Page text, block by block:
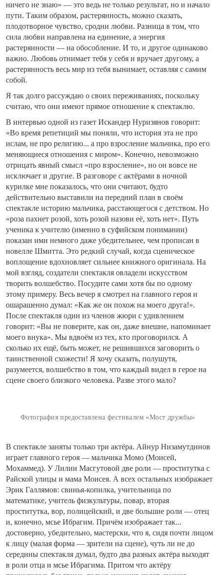
ничего не знаю» — это ведь не только результат, но и начало
пути. Таким образом, растерянность, можно сказать,
плодотворное чувство, сродни любви. Разница в том, что
сила любви направлена на единение, а энергия
растерянности — на обособление. И то, и другое одинаково
важно. Любовь отнимает тебя у себя и вручает другому, а
растерянность весь мир из тебя вынимает, оставляя с самим
собой.
Я так долго рассуждаю о своих переживаниях, поскольку
считаю, что они имеют прямое отношение к спектаклю.
В интервью одной из газет Искандер Нуризянов говорит:
«Во время репетиций мы поняли, что история эта не про
ислам, не про религию... а про взросление мальчика, про его
меняющиеся отношения с миром». Конечно, невозможно
отрицать явный смысл «про взросление», но он вовсе не
исключает и другие. В разговоре с актёрами в ночной
курилке мне показалось, что они считают, будто
действительно выставили на передний план в своём
спектакле историю мальчика, расстающегося с детством. Но
«роза пахнет розой, хоть розой назови её, хоть нет». Путь
ученика к учителю (именно в суфийском понимании)
показан ими немного даже убедительнее, чем прописан в
новелле Шмитта. Это редкий случай, когда сценическое
воплощение вдохновляет сильнее книжного оригинала. На
мой взгляд, создатели спектакля овладели искусством
творить волшебство. Посудите сами хотя бы по одному
этому примеру. Весь вечер я смотрел на главного героя и
ошарашенно думал: «Как же он похож на моего друга!».
После спектакля один из членов жюри с удивлением
говорит: «Вы не поверите, как он, даже внешне, напоминает
моего внука». Мы вдвоём из тех, кто проговорился. А
сколько их ещё, быть может, не решившихся заговорить о
таинственной схожести! Я хочу сказать, полушутя,
разумеется, волшебство в том, что каждый видел в герое на
сцене своего близкого человека. Разве этого мало?
Фотография предоставлена фестивалем «Мост дружбы»
В спектакле заняты только три актёра. Айнур Низамутдинов
играет главного героя — мальчика Момо (Моисей,
Мохаммед). У Лилии Масгутовой две роли — проститутка с
Райской улицы и мама Моисея. А всех остальных изображает
Эрик Галлямов: свинья-копилка, учительница по
математике, учитель физкультуры, повар, вторая
проститутка, вор, полицейский, и две большие роли — отец
и, конечно, мсье Ибрагим. Причём изображает так...
достоверно, убедительно, мастерски, что я, сидя почти лицом
к лицу (малая форма — зрители на сцене), чуть ли не до
середины спектакля думал, будто два разных актёра выходят
в роли отца и мсье Ибрагима. Притом что актёру